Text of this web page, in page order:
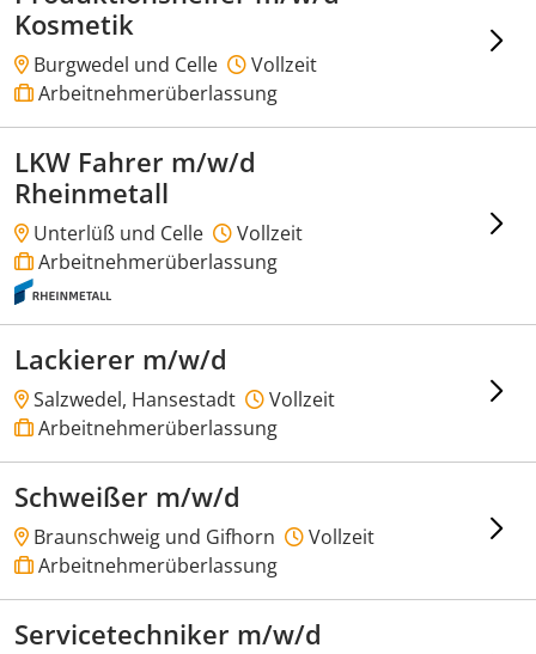
Kosmetik
Burgwedel und Celle
Vollzeit
Arbeitnehmerüberlassung
LKW Fahrer m/w/d
Rheinmetall
Unterlüß und Celle
Vollzeit
Arbeitnehmerüberlassung
Lackierer m/w/d
Salzwedel, Hansestadt
Vollzeit
Arbeitnehmerüberlassung
Schweißer m/w/d
Braunschweig und Gifhorn
Vollzeit
Arbeitnehmerüberlassung
Servicetechniker m/w/d